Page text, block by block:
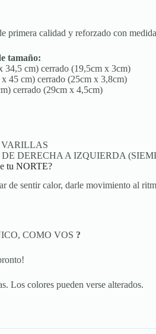
primera calidad y reforzado con
tamaño:
34,5 cm) cerrado (19,5cm x 3cm)
45 cm) cerrado (25cm x 3,8cm)
cerrado (29cm x 4,5cm)
DERECHA A IZQUIERDA
tu NORTE?
sentir calor, darle movimiento al
COMO VOS ?
Los colores pueden verse alterados.